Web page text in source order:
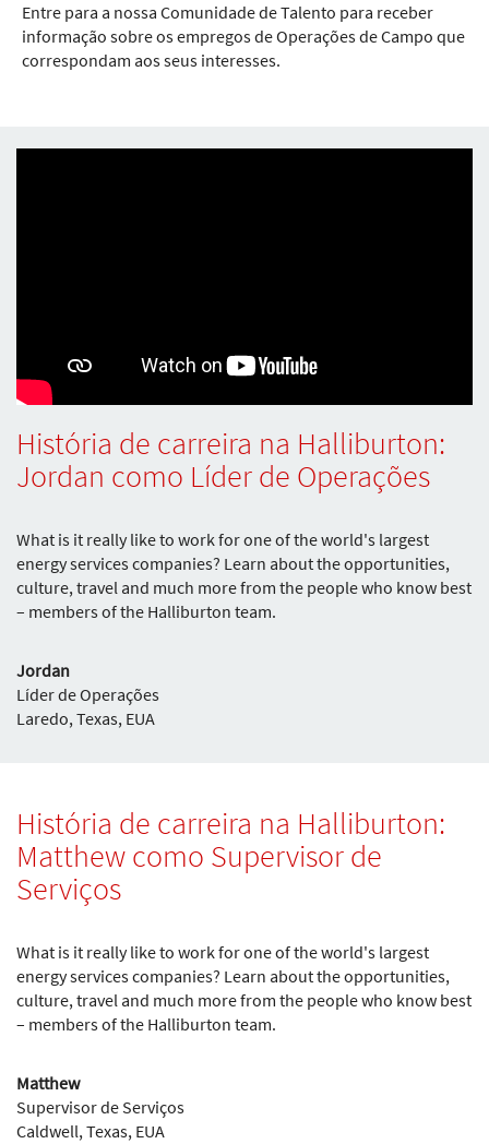
Entre para a nossa Comunidade de Talento para receber
informação sobre os empregos de Operações de Campo que
correspondam aos seus interesses.
História de carreira na Halliburton:
Jordan como Líder de Operações
What is it really like to work for one of the world's largest
energy services companies? Learn about the opportunities,
culture, travel and much more from the people who know best
– members of the Halliburton team.
Jordan
Líder de Operações
Laredo, Texas, EUA
História de carreira na Halliburton:
Matthew como Supervisor de
Serviços
What is it really like to work for one of the world's largest
energy services companies? Learn about the opportunities,
culture, travel and much more from the people who know best
– members of the Halliburton team.
Matthew
Supervisor de Serviços
Caldwell, Texas, EUA